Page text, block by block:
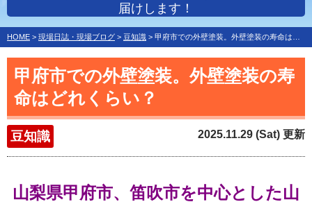
届けします！
HOME > 現場日誌・現場ブログ > 豆知識 > 甲府市での外壁塗装。外壁塗装の寿命はどれくらい？
甲府市での外壁塗装。外壁塗装の寿
命はどれくらい？
豆知識 2025.11.29 (Sat) 更新
山梨県甲府市、笛吹市を中心とした山